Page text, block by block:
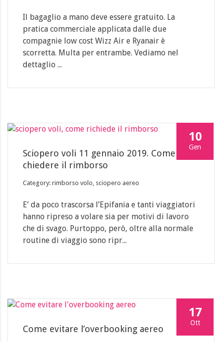
Il bagaglio a mano deve essere gratuito. La
pratica commerciale applicata dalle due
compagnie low cost Wizz Air e Ryanair è
scorretta. Multa per entrambe. Vediamo nel
dettaglio ...
10
Gen
Sciopero voli 11 gennaio 2019. Come
chiedere il rimborso
Category: rimborso volo, sciopero aereo
E’ da poco trascorsa l’Epifania e tanti viaggiatori
hanno ripreso a volare sia per motivi di lavoro
che di svago. Purtoppo, però, oltre alla normale
routine di viaggio sono ripr...
17
Ott
Come evitare l’overbooking aereo